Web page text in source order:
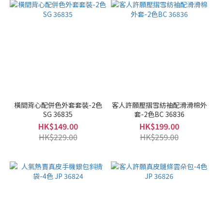
橫間背心配併色外套套裝-2色
SG 36835
HK$149.00
HK$229.00
客人許願壓摺雪紡袖配滑滑棉外
套-2色BC 36836
HK$199.00
HK$259.00